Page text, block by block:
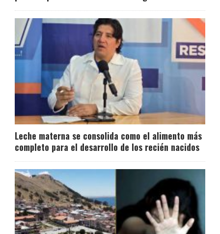
Leche materna se consolida como el alimento más
completo para el desarrollo de los recién nacidos